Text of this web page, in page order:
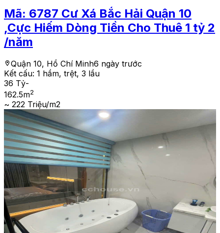
Mã: 6787 Cư Xá Bắc Hải Quận 10
,Cực Hiếm Dòng Tiền Cho Thuê 1 tỷ 2
/năm
Quận 10, Hồ Chí Minh6 ngày trước
Kết cấu: 1 hầm, trệt, 3 lầu
36 Tỷ-
162.5m2
~ 222 Triệu/m2